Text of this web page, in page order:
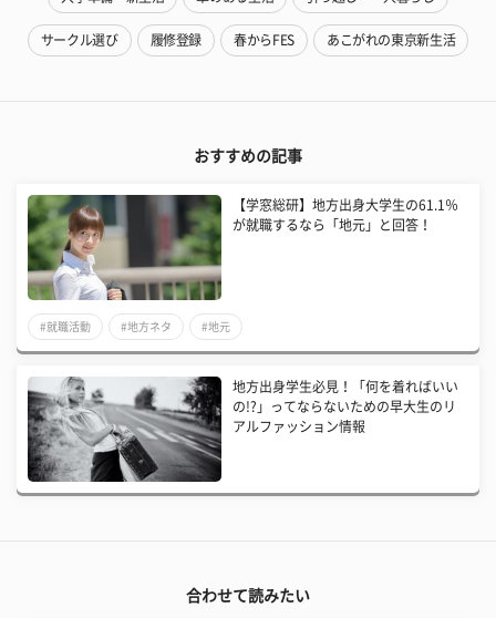
サークル選び 履修登録 春からFES あこがれの東京新生活
おすすめの記事
【学窓総研】地方出身大学生の61.1％
が就職するなら「地元」と回答！
#就職活動 #地方ネタ #地元
地方出身学生必見！「何を着ればいい
の!?」ってならないための早大生のリ
アルファッション情報
合わせて読みたい